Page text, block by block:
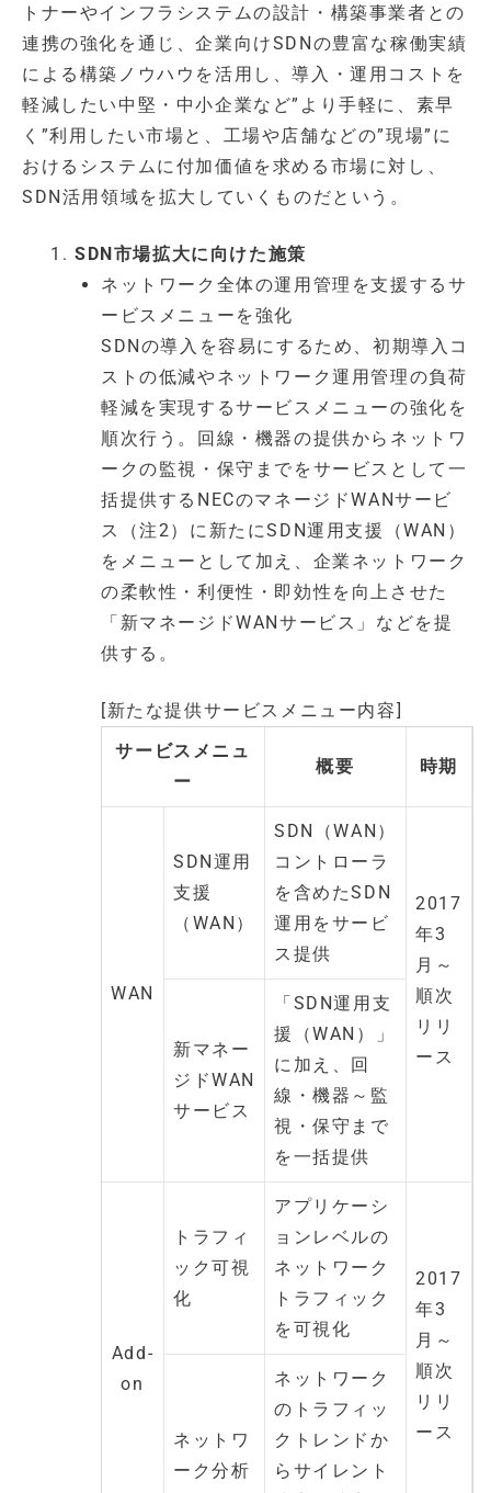
トナーやインフラシステムの設計・構築事業者との
連携の強化を通じ、企業向けSDNの豊富な稼働実績
による構築ノウハウを活用し、導入・運用コストを
軽減したい中堅・中小企業など”より手軽に、素早
く”利用したい市場と、工場や店舗などの”現場”に
おけるシステムに付加価値を求める市場に対し、
SDN活用領域を拡大していくものだという。
SDN市場拡大に向けた施策
ネットワーク全体の運用管理を支援するサ
ービスメニューを強化
SDNの導入を容易にするため、初期導入コ
ストの低減やネットワーク運用管理の負荷
軽減を実現するサービスメニューの強化を
順次行う。回線・機器の提供からネットワ
ークの監視・保守までをサービスとして一
括提供するNECのマネージドWANサービ
ス（注2）に新たにSDN運用支援（WAN）
をメニューとして加え、企業ネットワーク
の柔軟性・利便性・即効性を向上させた
「新マネージドWANサービス」などを提
供する。
[新たな提供サービスメニュー内容]
サービスメニュ
ー
概要 時期
WAN
SDN運用
支援
（WAN）
SDN（WAN）
コントローラ
を含めたSDN
運用をサービ
ス提供
2017
年3
月～
順次
リリ
ース
新マネー
ジドWAN
サービス
「SDN運用支
援（WAN）」
に加え、回
線・機器～監
視・保守まで
を一括提供
Add-
on
トラフィ
ック可視
化
アプリケーシ
ョンレベルの
ネットワーク
トラフィック
を可視化
2017
年3
月～
順次
リリ
ース
ネットワ
ーク分析
ネットワーク
のトラフィッ
クトレンドか
らサイレント